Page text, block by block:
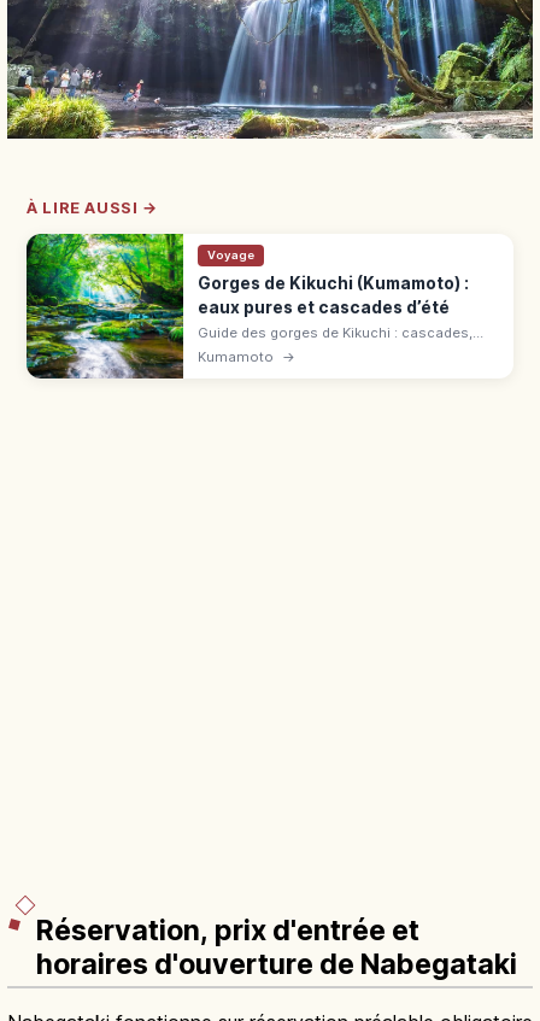
À LIRE AUSSI →
Voyage
Gorges de Kikuchi (Kumamoto) :
eaux pures et cascades d’été
Guide des gorges de Kikuchi : cascades,
eau claire, forêt fraîche près d'Aso, sentiers
Kumamoto →
Réservation, prix d'entrée et
horaires d'ouverture de Nabegataki